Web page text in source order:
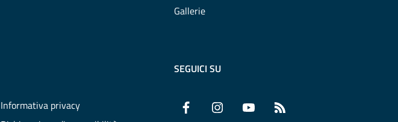
Gallerie
Informativa privacy
SEGUICI SU
Facebook InstagramYouTube